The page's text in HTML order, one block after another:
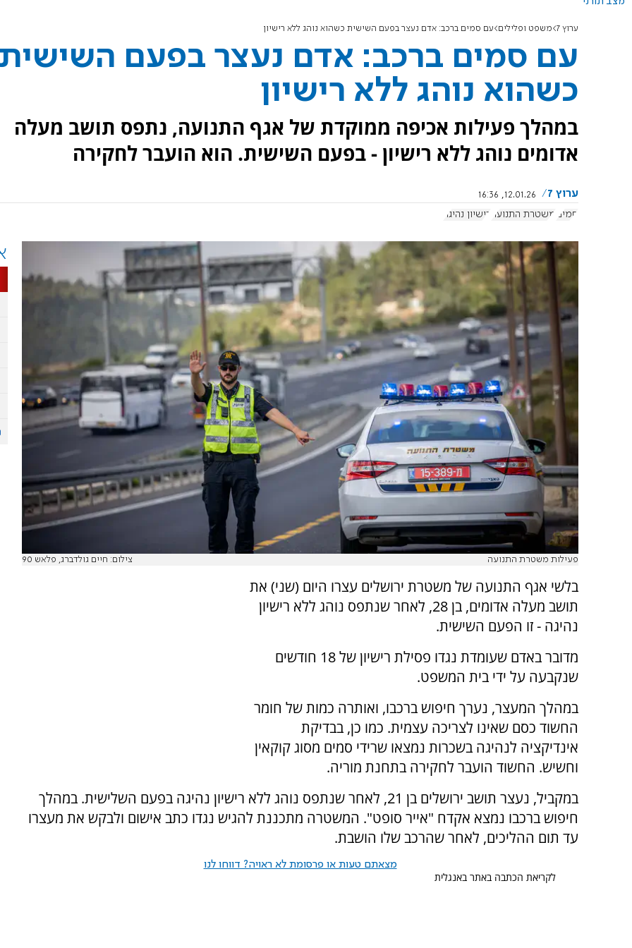
ערוץ 7 משפט ופלילים עם סמים ברכב: אדם נעצר בפעם השישית כשהוא נוהג ללא רישיון
עם סמים ברכב: אדם נעצר בפעם
כשהוא נוהג ללא רישיון
במהלך פעילות אכיפה ממוקדת של אגף התנועה, נתפס תושב מעלה
אדומים נוהג ללא רישיון - בפעם השישית. הוא הועבר לחקירה
ערוץ 7
12.01.26, 16:36
סמים משטרת התנועה רישיון נהיגה
פעילות משטרת התנועה צילום: חיים גולדברג, פלאש 90
בלשי אגף התנועה של משטרת ירושלים עצרו היום (שני) את
תושב מעלה אדומים, בן 28, לאחר שנתפס נוהג ללא רישיון
נהיגה - זו הפעם השישית.
מדובר באדם שעומדת נגדו פסילת רישיון של 18 חודשים
שנקבעה על ידי בית המשפט.
במהלך המעצר, נערך חיפוש ברכבו, ואותרה כמות של חומר
החשוד כסם שאינו לצריכה עצמית. כמו כן, בבדיקת
אינדיקציה לנהיגה בשכרות נמצאו שרידי סמים מסוג קוקאין
וחשיש. החשוד הועבר לחקירה בתחנת מוריה.
במקביל, נעצר תושב ירושלים בן 21, לאחר שנתפס נוהג ללא רישיון נהיגה בפעם השלישית. במהלך
חיפוש ברכבו נמצא אקדח "אייר סופט". המשטרה מתכננת להגיש נגדו כתב אישום ולבקש את מעצרו
עד תום ההליכים, לאחר שהרכב שלו הושבת.
מצאתם טעות או פרסומת לא ראויה? דווחו לנו
לקריאת הכתבה באתר באנגלית